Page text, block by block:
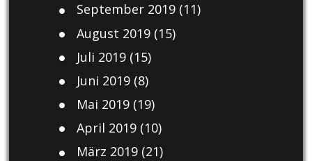
September 2019(11)
August 2019(15)
Juli 2019(15)
Juni 2019(8)
Mai 2019(19)
April 2019(10)
März 2019(21)